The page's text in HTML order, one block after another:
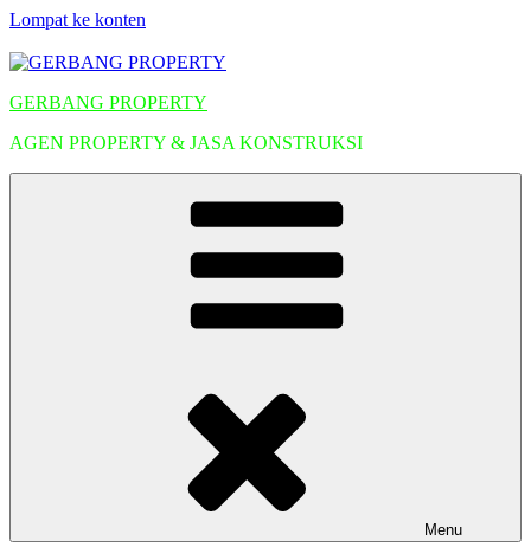
Lompat ke konten
GERBANG PROPERTY
AGEN PROPERTY & JASA KONSTRUKSI
Menu